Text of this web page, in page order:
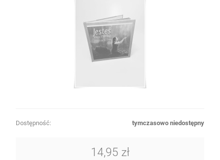
Dostępność: tymczasowo niedostępny
14,95 zł